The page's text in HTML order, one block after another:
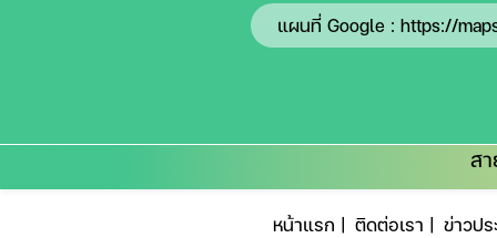
แผนที่ Google : https://
ส
หน้าแรก | ติดต่อเรา | ข่าวป